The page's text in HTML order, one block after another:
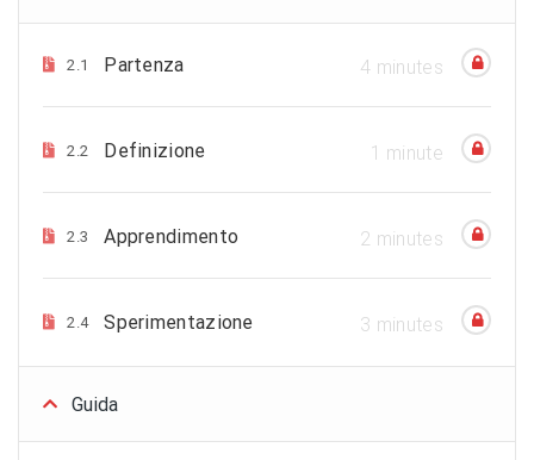
2.1 Partenza 4 minutes
2.2 Definizione 1 minute
2.3 Apprendimento 2 minutes
2.4 Sperimentazione 3 minutes
Guida